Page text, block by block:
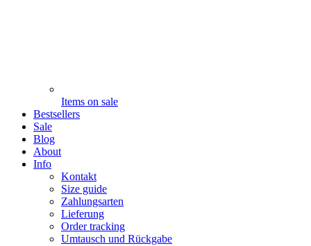
Items on sale
Bestsellers
Sale
Blog
About
Info
Kontakt
Size guide
Zahlungsarten
Lieferung
Order tracking
Umtausch und Rückgabe